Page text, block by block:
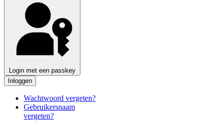
Login met een passkey
Inloggen
Wachtwoord vergeten?
Gebruikersnaam
vergeten?